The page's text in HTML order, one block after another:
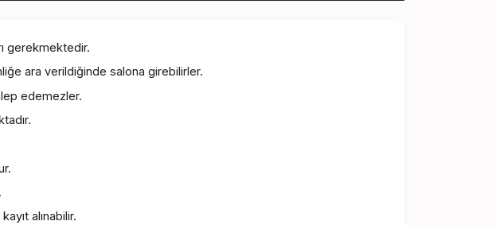
gerekmektedir.
ara verildiğinde salona girebilirler.
edemezler.
alınabilir.